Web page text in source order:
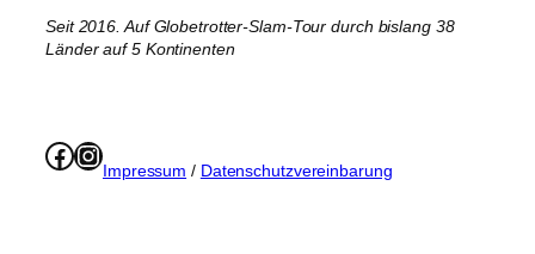
Seit 2016. Auf Globetrotter-Slam-Tour durch bislang 38
Länder auf 5 Kontinenten
Facebook
Instagram
Impressum / Datenschutzvereinbarung